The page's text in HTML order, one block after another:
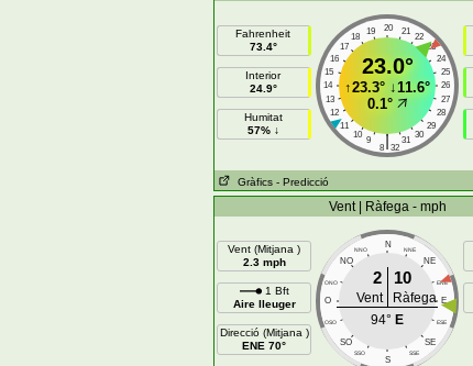
Fahrenheit
73.4°
Interior
24.9°
Humitat
57% ↓
20
19 21
18
22
17
23
16
24
15
25
14
26
13
27
12
28
11
29
10
30
9 31
|
8 32
23.0°
↑23.3° ↓11.6°
0.1°
Gràfics - Predicció
Vent | Ràfega - mph
Vent (Mitjana )
2.3 mph
1 Bft
Aire lleuger
Direcció (Mitjana )
ENE 70°
N
NNO NNE
NO NE
ONO ENE
O E
OSO ESE
SO SE
SSO SSE
S
2 10
Vent
Ràfega
94° E